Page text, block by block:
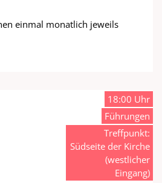
einmal monatlich jeweils
18:00 Uhr
Führungen
Treffpunkt:
Südseite der Kirche
(westlicher
Eingang)